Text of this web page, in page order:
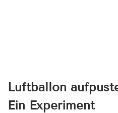
Luftballon
Ein Experiment